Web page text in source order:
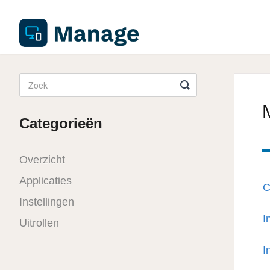
Categorieën
Overzicht
Applicaties
Instellingen
Uitrollen